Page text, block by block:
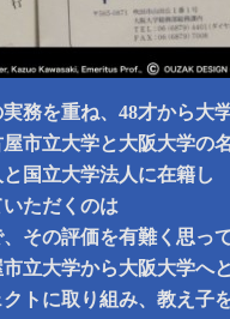
務を重ね、48才から大
市立大学と大阪大学の
国立大学法人に在籍し
ただくのは
その評価を有難く思っ
立大学から大阪大学へ
トに取り組み、教え子